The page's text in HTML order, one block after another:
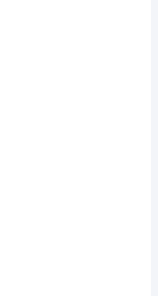
图讲解(1).mp4
说明(1).mp4
绍(1).mp4
说明.mp4